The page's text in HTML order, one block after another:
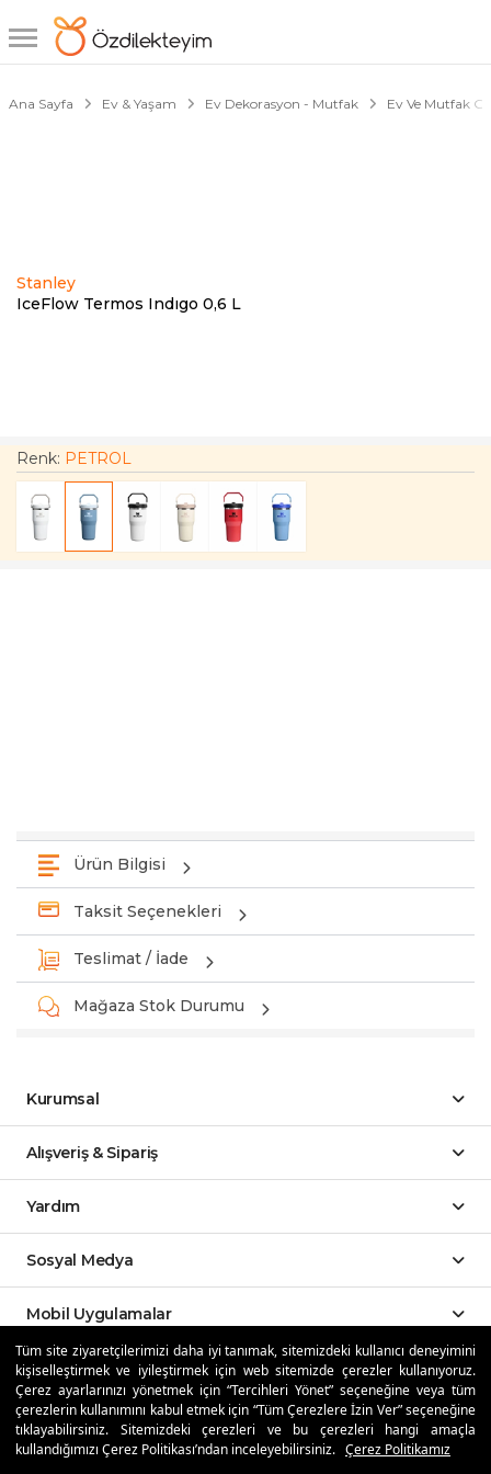
Tüm site ziyaretçilerimizi daha iyi tanımak, sitemizdeki kullanıcı deneyimini
kişiselleştirmek ve iyileştirmek için web sitemizde çerezler kullanıyoruz.
Çerez ayarlarınızı yönetmek için “Tercihleri Yönet” seçeneğine veya tüm
çerezlerin kullanımını kabul etmek için “Tüm Çerezlere İzin Ver” seçeneğine
tıklayabilirsiniz. Sitemizdeki çerezleri ve bu çerezleri hangi amaçla
kullandığımızı Çerez Politikası’ndan inceleyebilirsiniz. Çerez Politikamız
Ana Sayfa Ev & Yaşam Ev Dekorasyon - Mutfak Ev Ve Mutfak
Stanley
IceFlow Termos Indıgo 0,6 L
1/2
Renk: PETROL
Ürün Bilgisi
Taksit Seçenekleri
Teslimat / İade
Mağaza Stok Durumu
Kurumsal
Alışveriş & Sipariş
Yardım
Sosyal Medya
Mobil Uygulamalar
Özdilekteyim'de Taksit Avantajları
Güvenli Alışveriş